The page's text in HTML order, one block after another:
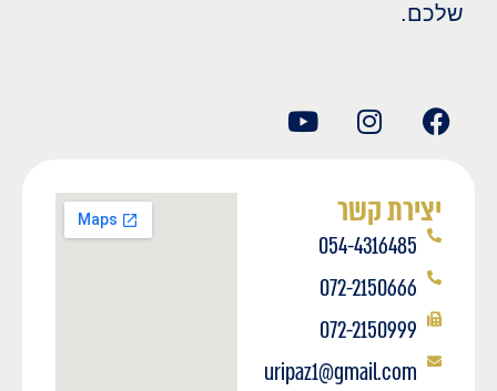
שלכם.
יצירת קשר
054-4316485
072-2150666
072-2150999
uripaz1@gmail.com